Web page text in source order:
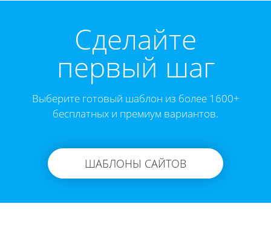
Cделайте
первый шаг
Выберите готовый шаблон из более 1600+
бесплатных и премиум вариантов.
ШАБЛОНЫ САЙТОВ